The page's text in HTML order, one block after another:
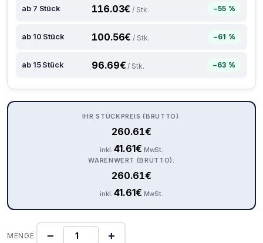
ab 7 Stück 116.03€ / Stk. −55 %
ab 10 Stück 100.56€ / Stk. −61 %
ab 15 Stück 96.69€ / Stk. −63 %
IHR STÜCKPREIS (BRUTTO):
260.61€
inkl.41.61€ MwSt.
WARENWERT (BRUTTO):
260.61€
inkl.41.61€ MwSt.
MENGE − +